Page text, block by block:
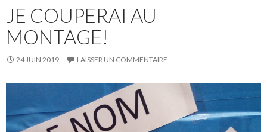
JE COUPERAI AU
MONTAGE!
24 JUIN 2019 LAISSER UN COMMENTAIRE